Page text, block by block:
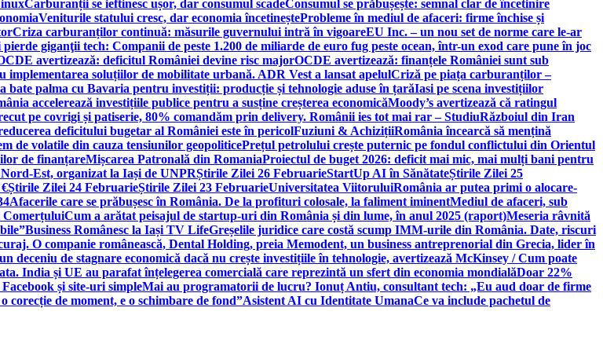
Carburanții se ieftinesc ușor, dar consumul scadeConsumul se prăbușește: semnal clar de încetinire
Veniturile statului cresc, dar economia încetineșteProbleme în mediul de afaceri: firme închise și
Criza carburanților continuă: măsurile guvernului intră în vigoareEU Inc. – un nou set de norme care le-ar
giganţii tech: Companii de peste 1.200 de miliarde de euro fug peste ocean, într-un exod care pune în joc
avertizează: deficitul României devine risc majorOCDE avertizează: finanțele României sunt sub
soluțiilor de mobilitate urbană. ADR Vest a lansat apelulCriză pe piața carburanților –
bate palma cu Bavaria pentru investiții: producție și tehnologie aduse în țarăIasi pe scena investițiilor
accelerează investițiile publice pentru a susține creșterea economicăMoody’s avertizează că ratingul
pe covrigi și patiserie, 80% comandăm prin delivery. Românii ies tot mai rar – StudiuRăzboiul din Iran
deficitului bugetar al României este în pericolFuziuni & AchizițiiRomânia încearcă să mențină
de volatile din cauza tensiunilor geopoliticePrețul petrolului crește puternic pe fondul conflictului din Orientul
de finanțareMișcarea Patronală din RomaniaProiectul de buget 2026: deficit mai mic, mai mulți bani pentru
Est, organizat la Iași de UNPRȘtirile Zilei 26 FebruarieStartUp AI în SănătateȘtirile Zilei 25
Știrile Zilei 24 FebruarieȘtirile Zilei 23 FebruarieUniversitatea ViitoruluiRomânia ar putea primi o alocare-
Afacerile care se prăbușesc în România. De la profituri colosale, la faliment iminentMediul de afaceri, sub
ComerțuluiCum a arătat peisajul de startup-uri din România și din lume, în anul 2025 (raport)Meseria râvnită
Business Românesc la Iași TV LifeGreșelile juridice care costă scump IMM-urile din România. Date, riscuri
O companie românească, Dental Holding, preia Memodent, un business antreprenorial din Grecia, lider în
deceniu de stagnare economică dacă nu crește investițiile în tehnologie, avertizează McKinsey / Cum poate
India și UE au parafat înțelegerea comercială care reprezintă un sfert din economia mondialăDoar 22%
și site-uri simpleMai au programatorii de lucru? Ionuț Antiu, consultant tech: „Eu aud doar de firme
corecție de moment, e o schimbare de fond”Asistent AI cu Identitate UmanaCe va include pachetul de